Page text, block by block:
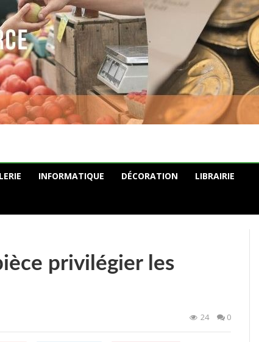
INFORMATIQUE DÉCORATION LIBRAIRIE
privilégier les
24 0